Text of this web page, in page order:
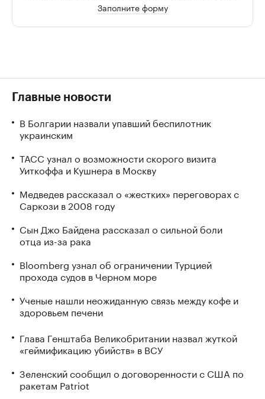
Заполните форму
Главные новости
В Болгарии назвали упавший беспилотник
украинским
ТАСС узнал о возможности скорого визита
Уиткоффа и Кушнера в Москву
Медведев рассказал о «жестких» переговорах с
Саркози в 2008 году
Сын Джо Байдена рассказал о сильной боли
отца из-за рака
Bloomberg узнал об ограничении Турцией
прохода судов в Черном море
Ученые нашли неожиданную связь между кофе и
здоровьем печени
Глава Генштаба Великобритании назвал жуткой
«геймификацию убийств» в ВСУ
Зеленский сообщил о договоренности с США по
ракетам Patriot